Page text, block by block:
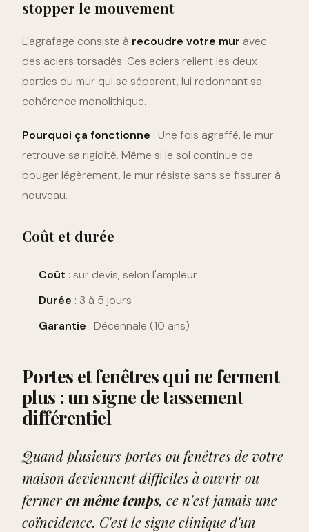
stopper le mouvement
L'agrafage consiste à recoudre votre mur avec
des aciers torsadés. Ces aciers relient les deux
parties du mur qui se séparent, lui redonnant sa
cohérence monolithique.
Pourquoi ça fonctionne : Une fois agraffé, le mur
retrouve sa rigidité. Même si le sol continue de
bouger légèrement, le mur résiste sans se fissurer à
nouveau.
Coût et durée
Coût : sur devis, selon l'ampleur
Durée : 3 à 5 jours
Garantie : Décennale (10 ans)
Portes et fenêtres qui ne ferment
plus : un signe de tassement
différentiel
Quand plusieurs portes ou fenêtres de votre
maison deviennent difficiles à ouvrir ou
fermeren même temps, ce n'est jamais une
coïncidence. C'est le signe clinique d'un